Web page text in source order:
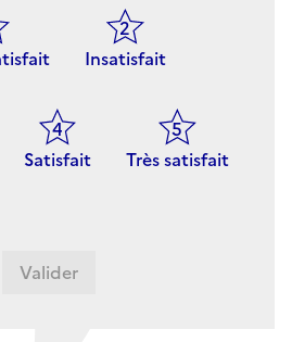
Insatisfait
Satisfait Très satisfait